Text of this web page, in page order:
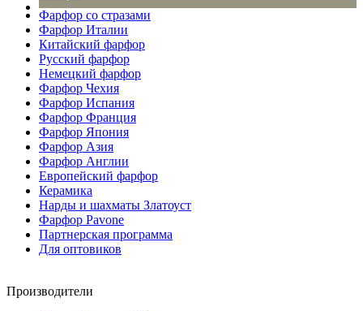
Фарфор со стразами
Фарфор Италии
Китайский фарфор
Русский фарфор
Немецкий фарфор
Фарфор Чехия
Фарфор Испания
Фарфор Франция
Фарфор Япония
Фарфор Азия
Фарфор Англии
Европейский фарфор
Керамика
Нарды и шахматы Златоуст
Фарфор Pavone
Партнерская программа
Для оптовиков
Производители